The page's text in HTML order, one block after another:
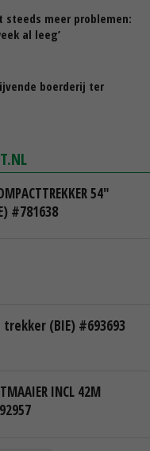
steeds meer problemen:
al leeg’
boerderij ter
54"
#781638
trekker (BIE) #693693
INCL 42M